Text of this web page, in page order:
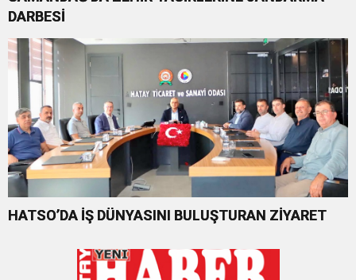
DARBESİ
HATSO’DA İŞ DÜNYASINI BULUŞTURAN ZİYARET